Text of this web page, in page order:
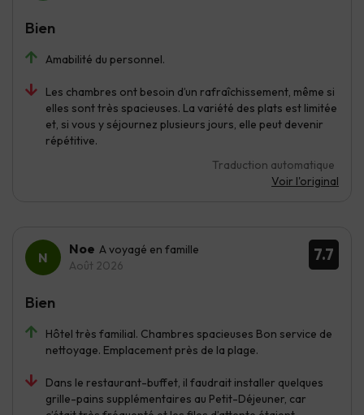
Amabilité du personnel.
Les chambres ont besoin d’un rafraîchissement, même si
elles sont très spacieuses. La variété des plats est limitée
et, si vous y séjournez plusieurs jours, elle peut devenir
répétitive.
Traduction automatique
Voir l'original
Bien
7.7
Noe A voyagé en famille
Août 2026
Hôtel très familial. Chambres spacieuses Bon service de
nettoyage. Emplacement près de la plage.
Dans le restaurant-buffet, il faudrait installer quelques
grille-pains supplémentaires au Petit-Déjeuner, car
Bien